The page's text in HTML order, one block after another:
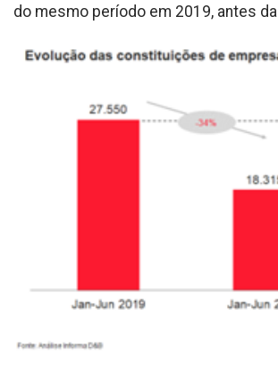
do mesmo período em 2019, antes